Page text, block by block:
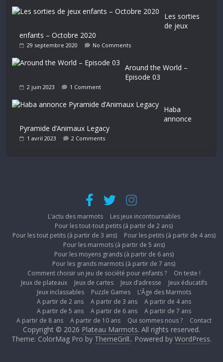
Les sorties
de jeux
enfants – Octobre 2020
29 septembre 2020 No Comments
Around the World –
Episode 03
2 juin 2023 1 Comment
Haba
annonce
Pyramide d’Animaux Legacy
1 avril 2023 2 Comments
L’actu des marmots
Les jeux incontournables
Pour les tout-tout petits (à partir de 2 ans)
Pour les tout petits (à partir de 3 ans)
Pour les petits (à partir de 4 ans)
Pour les marmots (à partir de 5 ans)
Pour les moyens grands (à partir de 6 ans)
Pour les grands marmots (à partir de 7 ans)
Comment choisir un jeu de société pour enfants ?
On teste !
Jeux de plateaux
Jeux de cartes Jeux d’adresse
Jeux éducatifs
Jeux inclassables
Puzzle Games
L’Âge des Marmots
A partir de 2 ans
A partir de 3 ans
A partir de 4 ans
A partir de 5 ans
A partir de 6 ans
A partir de 7 ans
A partir de 8 ans
A partir de 10 ans Qui sommes nous ? Contact
Copyright © 2026 Plateau Marmots. All rights reserved.
Theme: ColorMag Pro by ThemeGrill.. Powered by WordPress.